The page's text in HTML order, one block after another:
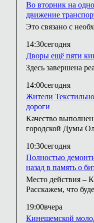
Во вторник на
движение
Это связано с
14:30сегодня
Дворы ещё пяти
Здесь завершена
14:00сегодня
Жители
дороги
Качество
городской Думы
10:30сегодня
Полностью
назад в память о
Место действия –
Расскажем, что
19:00вчера
Кинешемской